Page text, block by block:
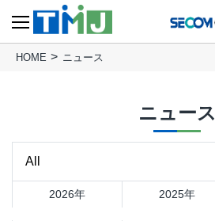
HOME ニュース
ニュース
2026年 2025年